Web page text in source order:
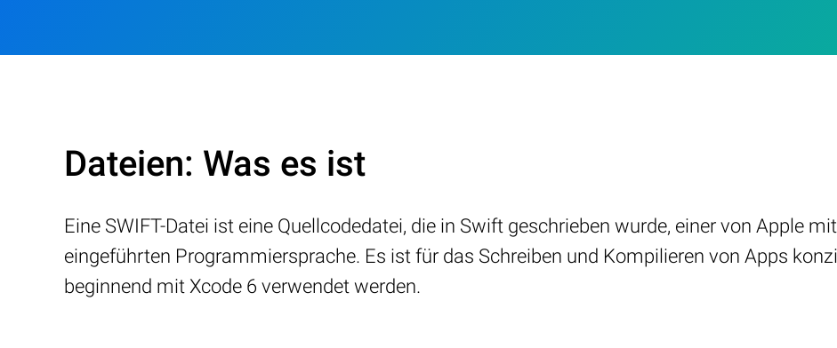
Dateien: Was es ist
Eine SWIFT-Datei ist eine Quellcodedatei, die in Swift geschrieben wurde, einer von Apple
eingeführten Programmiersprache. Es ist für das Schreiben und Kompilieren von Apps
beginnend mit Xcode 6 verwendet werden.